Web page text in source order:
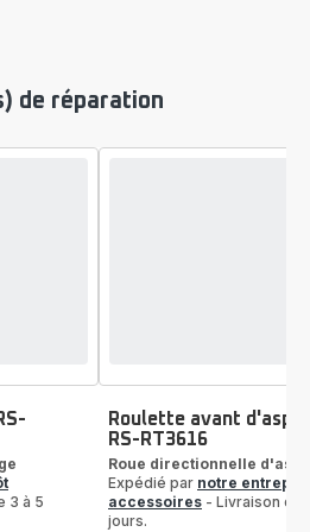
de réparation
3 à 5
Roulette avant
RS-RT3616
Roue directionnelle
Expédié par notre entrepôt
accessoires - Livraison de
jours.